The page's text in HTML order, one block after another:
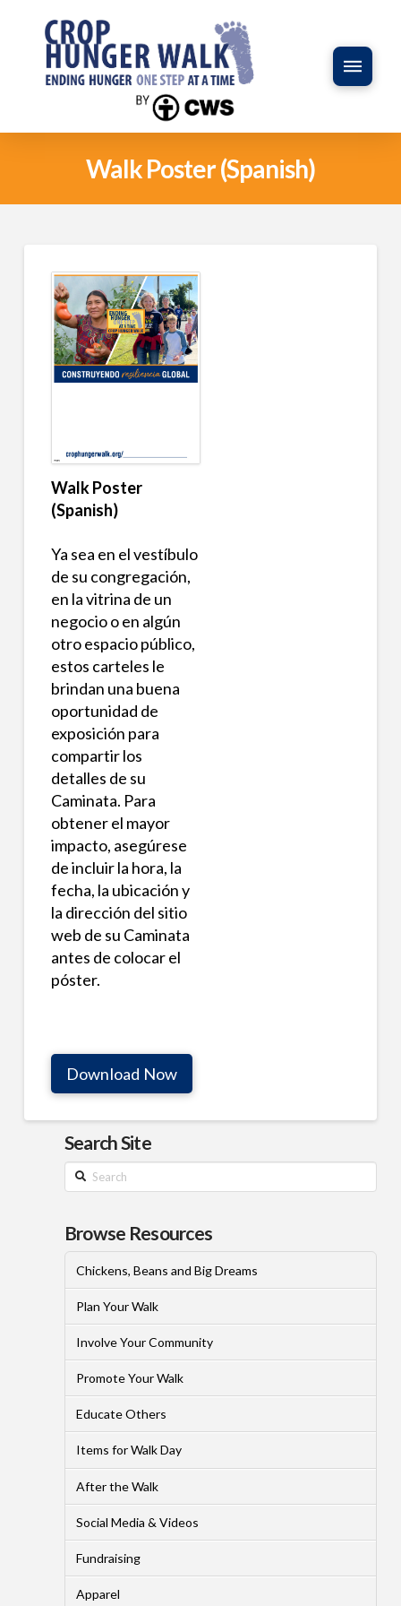
Walk Poster (Spanish)
Walk Poster
(Spanish)
Ya sea en el vestíbulo
de su congregación,
en la vitrina de un
negocio o en algún
otro espacio público,
estos carteles le
brindan una buena
oportunidad de
exposición para
compartir los
detalles de su
Caminata. Para
obtener el mayor
impacto, asegúrese
de incluir la hora, la
fecha, la ubicación y
la dirección del sitio
web de su Caminata
antes de colocar el
póster.
Download Now
Search Site
Search
Browse Resources
Chickens, Beans and Big Dreams
Plan Your Walk
Involve Your Community
Promote Your Walk
Educate Others
Items for Walk Day
After the Walk
Social Media & Videos
Fundraising
Apparel